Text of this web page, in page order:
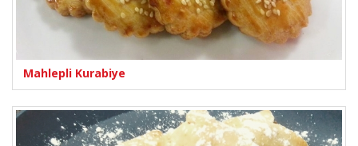
Mahlepli Kurabiye